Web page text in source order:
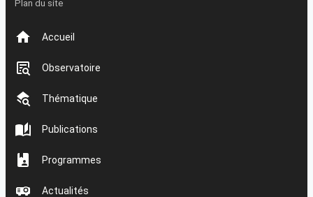
Plan du site
Accueil
Observatoire
Thématique
Publications
Programmes
Actualités